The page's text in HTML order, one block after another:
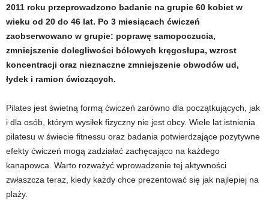
2011 roku przeprowadzono badanie na grupie 60 kobiet w
wieku od 20 do 46 lat. Po 3 miesiącach ćwiczeń
zaobserwowano w grupie: poprawę samopoczucia,
zmniejszenie dolegliwości bólowych kręgosłupa, wzrost
koncentracji oraz nieznaczne zmniejszenie obwodów ud,
łydek i ramion ćwiczących.
Pilates jest świetną formą ćwiczeń zarówno dla początkujących, jak
i dla osób, którym wysiłek fizyczny nie jest obcy. Wiele lat istnienia
pilatesu w świecie fitnessu oraz badania potwierdzające pozytywne
efekty ćwiczeń mogą zadziałać zachęcająco na każdego
kanapowca. Warto rozważyć wprowadzenie tej aktywności
zwłaszcza teraz, kiedy każdy chce prezentować się jak najlepiej na
plaży.